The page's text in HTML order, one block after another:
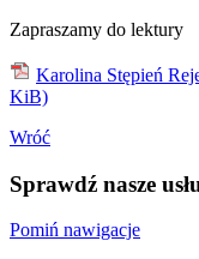
Zapraszamy do lektury
Karolina Stępień
KiB)
Wróć
Sprawdź nasze
Pomiń nawigacje